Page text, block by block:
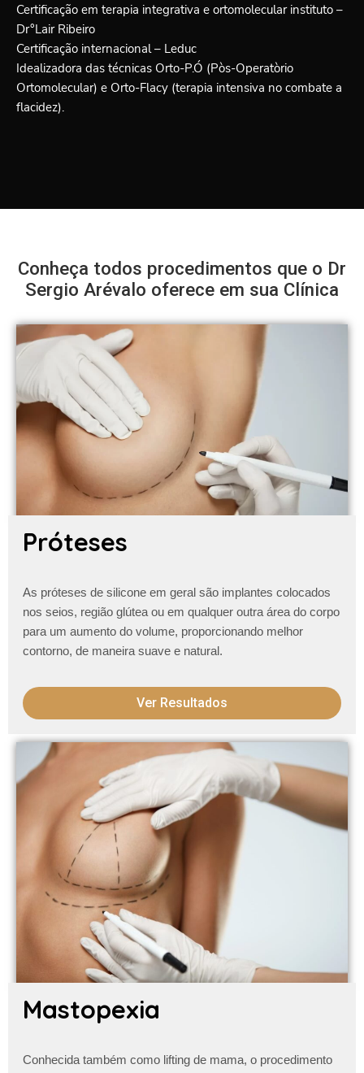
Certificação em terapia integrativa e ortomolecular instituto –
Dr°Lair Ribeiro
Certificação internacional – Leduc
Idealizadora das técnicas Orto-P.Ó (Pòs-Operatòrio
Ortomolecular) e Orto-Flacy (terapia intensiva no combate a
flacidez).
Conheça todos procedimentos que o Dr
Sergio Arévalo oferece em sua Clínica
Próteses
As próteses de silicone em geral são implantes colocados
nos seios, região glútea ou em qualquer outra área do corpo
para um aumento do volume, proporcionando melhor
contorno, de maneira suave e natural.
Ver Resultados
Mastopexia
Conhecida também como lifting de mama, o procedimento